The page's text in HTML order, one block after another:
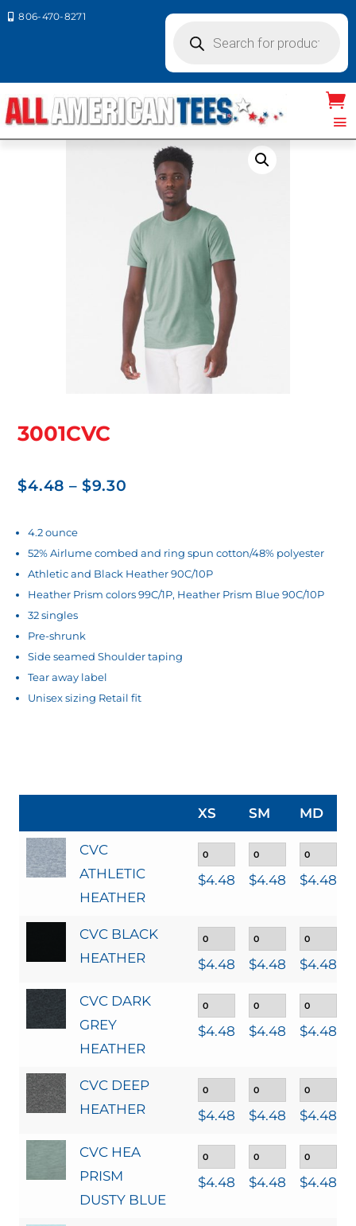
 806-470-8271
search
3001CVC
$4.48 – $9.30
through
$9.30
4.2 ounce
52% Airlume combed and ring spun cotton/48% polyester
Athletic and Black Heather 90C/10P
Heather Prism colors 99C/1P, Heather Prism Blue 90C/10P
32 singles
Pre-shrunk
Side seamed Shoulder taping
Tear away label
Unisex sizing Retail fit
XS SM MD
CVC
ATHLETIC
HEATHER
$4.48 $4.48 $4.48
CVC BLACK
HEATHER
$4.48 $4.48 $4.48
CVC DARK
GREY
HEATHER
$4.48 $4.48 $4.48
CVC DEEP
HEATHER
$4.48 $4.48 $4.48
CVC HEA
PRISM
DUSTY BLUE
$4.48 $4.48 $4.48